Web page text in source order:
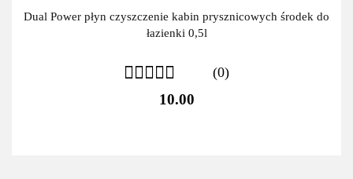
Dual Power płyn czyszczenie kabin prysznicowych środek do
łazienki 0,5l
(0)
10.00